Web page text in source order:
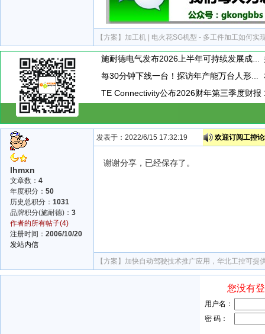
【方案】 加工机 | 电火花SG机型 - 多工件加工如何实
TE Connectivity公布2026财年第三季度财报
lhmxn
文章数： 4
年度积分： 50
历史总积分： 1031
品牌积分(施耐德)： 3
作者的所有帖子(4)
注册时间： 2006/10/20
发站内信
发表于：2022/6/15 17:32:19 欢迎订阅工控
谢谢分享，已经保存了。
【方案】 加快自动驾驶技术推广应用，华北工控可提